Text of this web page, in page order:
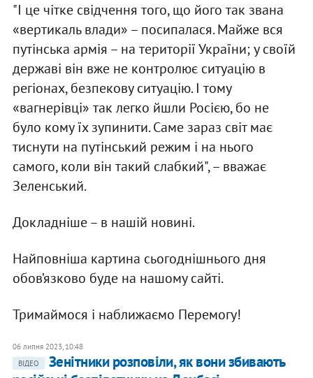
"І це чітке свідчення того, що його так звана
«вертикаль влади» – посипалася. Майже вся
путінська армія – на території України; у своїй
державі він вже не контролює ситуацію в
регіонах, безпекову ситуацію. І тому
«вагнерівці» так легко йшли Росією, бо не
було кому їх зупинити. Саме зараз світ має
тиснути на путінський режим і на нього
самого, коли він такий слабкий", – вважає
Зеленський.
Докладніше – в нашій новині.
Найповніша картина сьогоднішнього дня
обов’язково буде на нашому сайті.
Тримаймося і наближаємо Перемогу!
06 липня 2023, 10:48
ВІДЕО
Зенітники розповіли, як вони збивають